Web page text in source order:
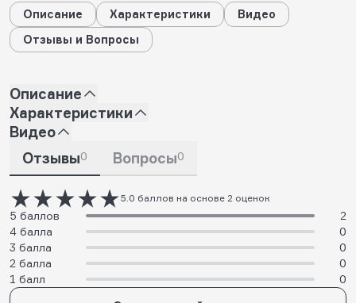
Описание Характеристики
Видео
Отзывы и Вопросы
Описание
Характеристики
Видео
Отзывы0 Вопросы0
5.0 баллов на основе 2 оценок
5 баллов
2
4 балла
0
3 балла
0
2 балла
0
1 балл
0